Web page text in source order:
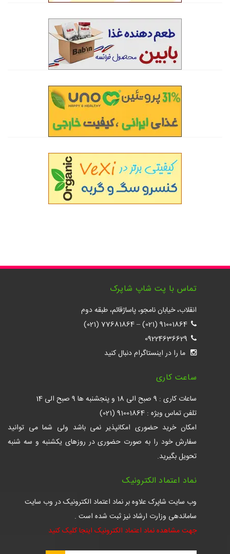
تماس با پت شاپ شاپرک
انقلاب، خیابان نامجو، پاساژقائم، طبقه دوم
91001864 (021)
–
77681864 (021)
09224636629
ما را در اینستاگرام دنبال کنید
ساعت کاری
ساعات کاری : 9 صبح الی 18 و پنجشنبه ها 9 صبح الی 14
تلفن تماس ویژه : 91001864 (021)
امکان خرید حضوری امکانپذیر نمی باشد ولی شما می توانید
سفارش خود را به صورت حضوری در روزهای یکشنبه و سه شنبه
تحویل بگیرید.
نماد اعتماد الکترونیک
وب سایت شاپرک علاوه بر نماد اعتماد الکترونیک در وب سایت
ساماندهی وزارت ارشاد نیز ثبت شده است .
جهت مشاهده نماد اعتماد الکترونیک اینجا کلیک کنید